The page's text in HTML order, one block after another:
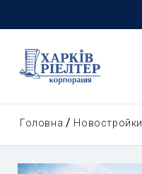
Головна Новостройки